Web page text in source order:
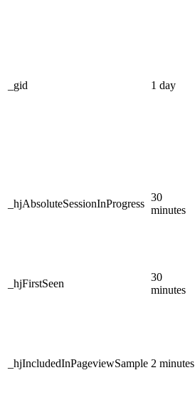
_gid 1 day
_hjAbsoluteSessionInProgress
30
minutes
_hjFirstSeen
30
minutes
_hjIncludedInPageviewSample 2 minutes